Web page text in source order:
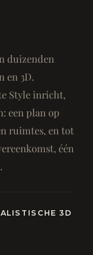
duizenden
en 3D.
Style inricht,
een plan op
ruimtes, en tot
één
3D